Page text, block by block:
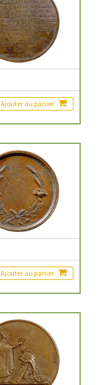
Ajouter au panier
Ajouter au panier